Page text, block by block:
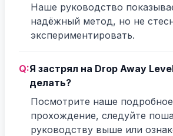
Наше руководство
надёжный метод, но не
экспериментировать.
Q:Я застрял на Drop Away
делать?
Посмотрите наше
прохождение, следуйте
руководству выше или